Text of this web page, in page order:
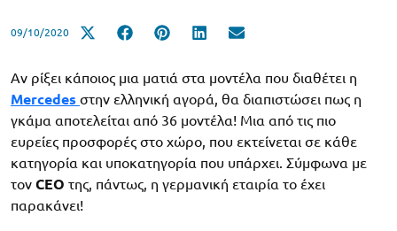
09/10/2020
Αν ρίξει κάποιος μια ματιά στα μοντέλα που διαθέτει η
Mercedes στην ελληνική αγορά, θα διαπιστώσει πως η
γκάμα αποτελείται από 36 μοντέλα! Μια από τις πιο
ευρείες προσφορές στο χώρο, που εκτείνεται σε κάθε
κατηγορία και υποκατηγορία που υπάρχει. Σύμφωνα με
τον CEO της, πάντως, η γερμανική εταιρία το έχει
παρακάνει!